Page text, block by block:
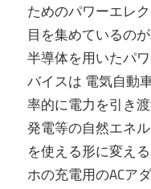
ためのパワーエレ
目を集めているの
半導体を用いたパ
バイスは 電気自動
率的に電力を引き
発電等の自然エネ
を使える形に変え
ホの充電用のACア